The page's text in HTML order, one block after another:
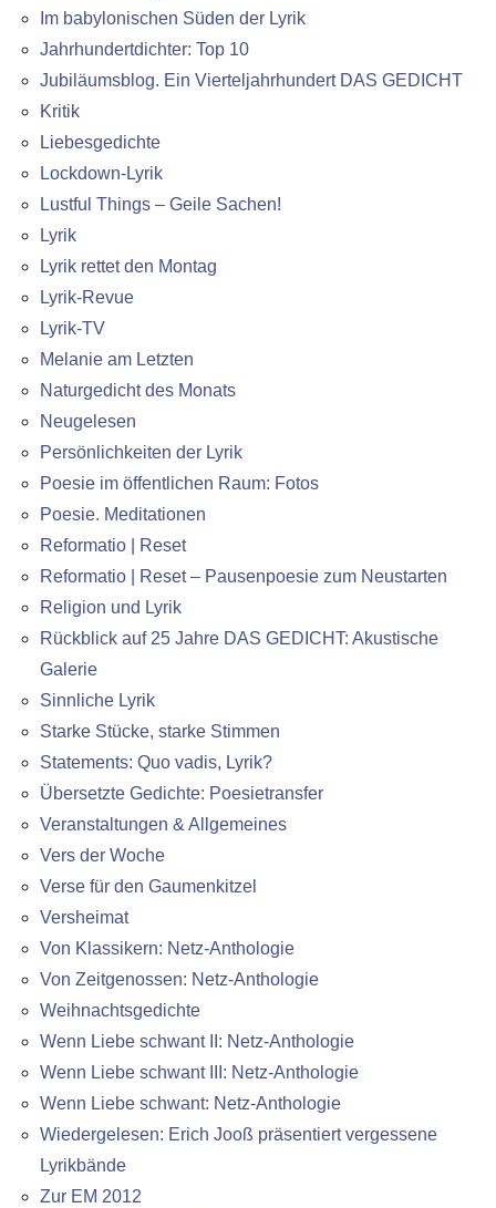
Im babylonischen Süden der Lyrik
Jahrhundertdichter: Top 10
Jubiläumsblog. Ein Vierteljahrhundert DAS GEDICHT
Kritik
Liebesgedichte
Lockdown-Lyrik
Lustful Things – Geile Sachen!
Lyrik
Lyrik rettet den Montag
Lyrik-Revue
Lyrik-TV
Melanie am Letzten
Naturgedicht des Monats
Neugelesen
Persönlichkeiten der Lyrik
Poesie im öffentlichen Raum: Fotos
Poesie. Meditationen
Reformatio | Reset
Reformatio | Reset – Pausenpoesie zum Neustarten
Religion und Lyrik
Rückblick auf 25 Jahre DAS GEDICHT: Akustische
Galerie
Sinnliche Lyrik
Starke Stücke, starke Stimmen
Statements: Quo vadis, Lyrik?
Übersetzte Gedichte: Poesietransfer
Veranstaltungen & Allgemeines
Vers der Woche
Verse für den Gaumenkitzel
Versheimat
Von Klassikern: Netz-Anthologie
Von Zeitgenossen: Netz-Anthologie
Weihnachtsgedichte
Wenn Liebe schwant II: Netz-Anthologie
Wenn Liebe schwant III: Netz-Anthologie
Wenn Liebe schwant: Netz-Anthologie
Wiedergelesen: Erich Jooß präsentiert vergessene
Lyrikbände
Zur EM 2012